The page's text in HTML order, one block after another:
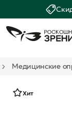
Медицинские
Хит